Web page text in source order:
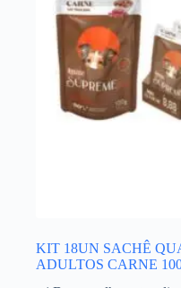
KIT 18UN SACHÊ
ADULTOS CARNE